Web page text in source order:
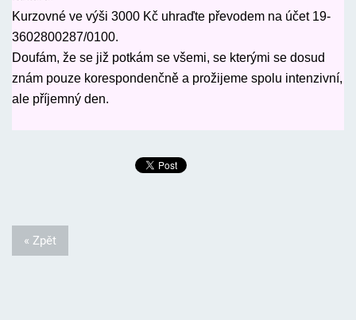
Kurzovné ve výši 3000 Kč uhraďte převodem na účet 19-
3602800287/0100.
Doufám, že se již potkám se všemi, se kterými se dosud
znám pouze korespondenčně a prožijeme spolu intenzivní,
ale příjemný den.
« Zpět